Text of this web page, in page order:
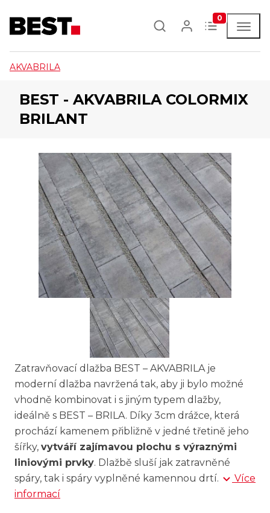
0
AKVABRILA
BEST - AKVABRILA COLORMIX
BRILANT
Zatravňovací dlažba BEST – AKVABRILA je
moderní dlažba navržená tak, aby ji bylo možné
vhodně kombinovat i s jiným typem dlažby,
ideálně s BEST – BRILA. Díky 3cm drážce, která
prochází kamenem přibližně v jedné třetině jeho
šířky, vytváří zajímavou plochu s výraznými
liniovými prvky. Dlažbě sluší jak zatravněné
spáry, tak i spáry vyplněné kamennou drtí.
Více
informací